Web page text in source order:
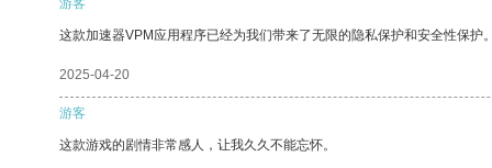
游客
这款加速器VPM应用程序已经为我们带来了无限的隐私保护和安全性保护。
2025-04-20
游客
这款游戏的剧情非常感人，让我久久不能忘怀。